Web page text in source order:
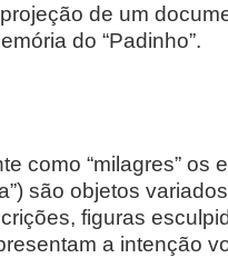
de um
do “Padinho”.
como “milagres” os
são objetos
figuras
a intenção